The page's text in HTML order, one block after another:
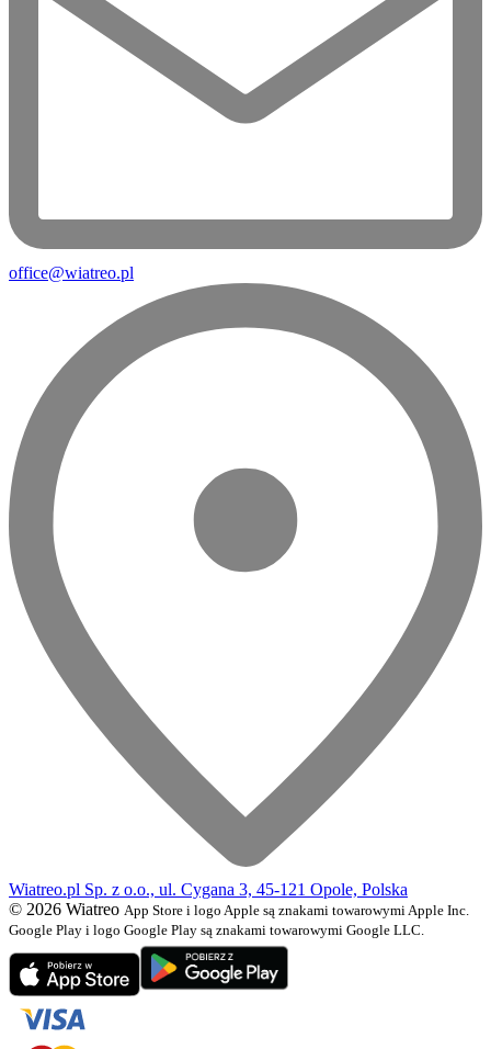
office@wiatreo.pl
Wiatreo.pl Sp. z o.o., ul. Cygana 3, 45-121 Opole, Polska
© 2026 Wiatreo App Store i logo Apple są znakami towarowymi Apple Inc.
Google Play i logo Google Play są znakami towarowymi Google LLC.